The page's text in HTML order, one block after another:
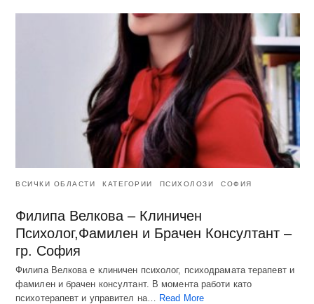
ВСИЧКИ ОБЛАСТИ КАТЕГОРИИ ПСИХОЛОЗИ СОФИЯ
Филипа Велкова – Клиничен
Психолог,Фамилен и Брачен Консултант –
гр. София
Филипа Велкова е клиничен психолог, психодрамата терапевт и
фамилен и брачен консултант. В момента работи като
психотерапевт и управител на…
Read More